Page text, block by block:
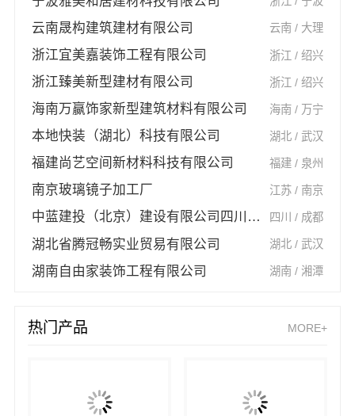
云南晟构建筑建材有限公司 云南 / 大理
浙江宜美嘉装饰工程有限公司 浙江 / 绍兴
浙江臻美新型建材有限公司 浙江 / 绍兴
海南万赢饰家新型建筑材料有限公司 海南 / 万宁
本地快装（湖北）科技有限公司 湖北 / 武汉
福建尚艺空间新材料科技有限公司 福建 / 泉州
南京玻璃镜子加工厂 江苏 / 南京
中蓝建投（北京）建设有限公司四川第一分公司 四川 / 成都
湖北省腾冠畅实业贸易有限公司 湖北 / 武汉
湖南自由家装饰工程有限公司 湖南 / 湘潭
热门产品 MORE+